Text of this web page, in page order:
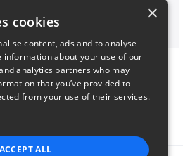
Best Dad Ever!
$5
×
cookies
content, ads and to analyse
information about your use of our
analytics partners who may
that you’ve provided to
from your use of their services.
ACCEPT ALL